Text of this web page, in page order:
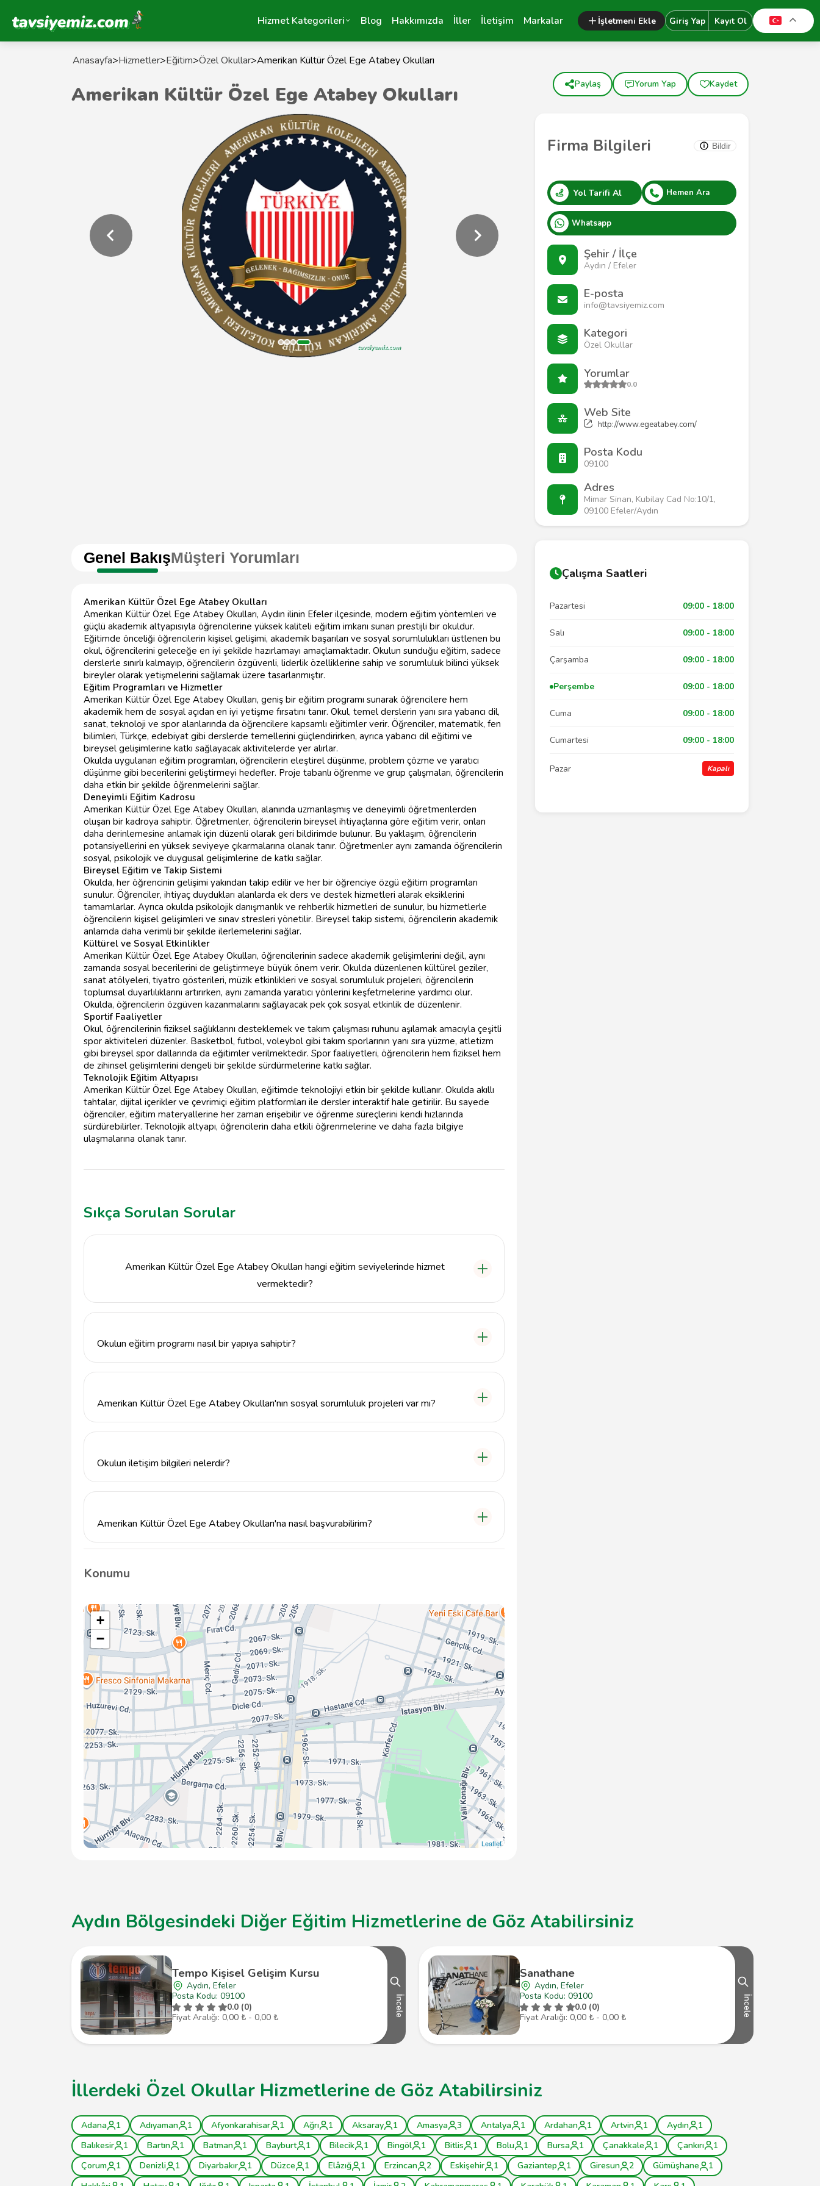
Tavsiyemiz Anasayfa Hizmet Kategorileri Blog Hakkımızda İller İletişim Markalar İşletmeni Ekle Giriş Yap Kayıt Ol
Anasayfa>Hizmetler>Eğitim>Özel Okullar>Amerikan Kültür Özel Ege Atabey Okulları
Firma Bilgileri Bildir
Yol Tarifi Al Hemen Ara
Whatsapp
Şehir / İlçe
Aydın / Efeler
E-posta
info@tavsiyemiz.com
Kategori
Özel Okullar
Yorumlar
0.0
Web Site
http://www.egeatabey.com/
Posta Kodu
09100
Adres
Mimar Sinan, Kubilay Cad No:10/1,
09100 Efeler/Aydın
Amerikan Kültür Özel Ege Atabey Okulları Paylaş Yorum Yap Kaydet
Genel BakışMüşteri Yorumları
Amerikan Kültür Özel Ege Atabey Okulları
Amerikan Kültür Özel Ege Atabey Okulları, Aydın ilinin Efeler ilçesinde, modern eğitim yöntemleri ve
güçlü akademik altyapısıyla öğrencilerine yüksek kaliteli eğitim imkanı sunan prestijli bir okuldur.
Eğitimde önceliği öğrencilerin kişisel gelişimi, akademik başarıları ve sosyal sorumlulukları üstlenen bu
okul, öğrencilerini geleceğe en iyi şekilde hazırlamayı amaçlamaktadır. Okulun sunduğu eğitim, sadece
derslerle sınırlı kalmayıp, öğrencilerin özgüvenli, liderlik özelliklerine sahip ve sorumluluk bilinci yüksek
bireyler olarak yetişmelerini sağlamak üzere tasarlanmıştır.
Eğitim Programları ve Hizmetler
Amerikan Kültür Özel Ege Atabey Okulları, geniş bir eğitim programı sunarak öğrencilere hem
akademik hem de sosyal açıdan en iyi yetişme fırsatını tanır. Okul, temel derslerin yanı sıra yabancı dil,
sanat, teknoloji ve spor alanlarında da öğrencilere kapsamlı eğitimler verir. Öğrenciler, matematik, fen
bilimleri, Türkçe, edebiyat gibi derslerde temellerini güçlendirirken, ayrıca yabancı dil eğitimi ve
bireysel gelişimlerine katkı sağlayacak aktivitelerde yer alırlar.
Okulda uygulanan eğitim programları, öğrencilerin eleştirel düşünme, problem çözme ve yaratıcı
düşünme gibi becerilerini geliştirmeyi hedefler. Proje tabanlı öğrenme ve grup çalışmaları, öğrencilerin
daha etkin bir şekilde öğrenmelerini sağlar.
Deneyimli Eğitim Kadrosu
Amerikan Kültür Özel Ege Atabey Okulları, alanında uzmanlaşmış ve deneyimli öğretmenlerden
oluşan bir kadroya sahiptir. Öğretmenler, öğrencilerin bireysel ihtiyaçlarına göre eğitim verir, onları
daha derinlemesine anlamak için düzenli olarak geri bildirimde bulunur. Bu yaklaşım, öğrencilerin
potansiyellerini en yüksek seviyeye çıkarmalarına olanak tanır. Öğretmenler aynı zamanda öğrencilerin
sosyal, psikolojik ve duygusal gelişimlerine de katkı sağlar.
Bireysel Eğitim ve Takip Sistemi
Okulda, her öğrencinin gelişimi yakından takip edilir ve her bir öğrenciye özgü eğitim programları
sunulur. Öğrenciler, ihtiyaç duydukları alanlarda ek ders ve destek hizmetleri alarak eksiklerini
tamamlarlar. Ayrıca okulda psikolojik danışmanlık ve rehberlik hizmetleri de sunulur, bu hizmetlerle
öğrencilerin kişisel gelişimleri ve sınav stresleri yönetilir. Bireysel takip sistemi, öğrencilerin akademik
anlamda daha verimli bir şekilde ilerlemelerini sağlar.
Kültürel ve Sosyal Etkinlikler
Amerikan Kültür Özel Ege Atabey Okulları, öğrencilerinin sadece akademik gelişimlerini değil, aynı
zamanda sosyal becerilerini de geliştirmeye büyük önem verir. Okulda düzenlenen kültürel geziler,
sanat atölyeleri, tiyatro gösterileri, müzik etkinlikleri ve sosyal sorumluluk projeleri, öğrencilerin
toplumsal duyarlılıklarını artırırken, aynı zamanda yaratıcı yönlerini keşfetmelerine yardımcı olur.
Okulda, öğrencilerin özgüven kazanmalarını sağlayacak pek çok sosyal etkinlik de düzenlenir.
Sportif Faaliyetler
Okul, öğrencilerinin fiziksel sağlıklarını desteklemek ve takım çalışması ruhunu aşılamak amacıyla çeşitli
spor aktiviteleri düzenler. Basketbol, futbol, voleybol gibi takım sporlarının yanı sıra yüzme, atletizm
gibi bireysel spor dallarında da eğitimler verilmektedir. Spor faaliyetleri, öğrencilerin hem fiziksel hem
de zihinsel gelişimlerini dengeli bir şekilde sürdürmelerine katkı sağlar.
Teknolojik Eğitim Altyapısı
Amerikan Kültür Özel Ege Atabey Okulları, eğitimde teknolojiyi etkin bir şekilde kullanır. Okulda akıllı
tahtalar, dijital içerikler ve çevrimiçi eğitim platformları ile dersler interaktif hale getirilir. Bu sayede
öğrenciler, eğitim materyallerine her zaman erişebilir ve öğrenme süreçlerini kendi hızlarında
sürdürebilirler. Teknolojik altyapı, öğrencilerin daha etkili öğrenmelerine ve daha fazla bilgiye
ulaşmalarına olanak tanır.
Sıkça Sorulan Sorular
Amerikan Kültür Özel Ege Atabey Okulları hangi eğitim seviyelerinde hizmet
vermektedir?
Okulun eğitim programı nasıl bir yapıya sahiptir?
Amerikan Kültür Özel Ege Atabey Okulları'nın sosyal sorumluluk projeleri var mı?
Okulun iletişim bilgileri nelerdir?
Amerikan Kültür Özel Ege Atabey Okulları'na nasıl başvurabilirim?
Başvuru için okulun resmi web sitesi egeatabey.com üzerinden detaylı bilgi alabilir veya
Konumu
+
−
Leaflet
Çalışma Saatleri
Pazartesi 09:00 - 18:00
Salı 09:00 - 18:00
Çarşamba 09:00 - 18:00
Perşembe 09:00 - 18:00
Cuma 09:00 - 18:00
Cumartesi 09:00 - 18:00
Pazar Kapalı
Aydın Bölgesindeki Diğer Eğitim Hizmetlerine de Göz Atabilirsiniz
Tempo Kişisel Gelişim Kursu
Aydın, Efeler
Posta Kodu: 09100
0.0 (0)
Fiyat Aralığı: 0,00 ₺ - 0,00 ₺
İncele
Sanathane
Aydın, Efeler
Posta Kodu: 09100
0.0 (0)
Fiyat Aralığı: 0,00 ₺ - 0,00 ₺
İncele
İllerdeki Özel Okullar Hizmetlerine de Göz Atabilirsiniz
Adana 1 Adıyaman 1 Afyonkarahisar 1 Ağrı 1 Aksaray 1 Amasya 3 Antalya 1 Ardahan 1 Artvin 1 Aydın
1
Balıkesir
1 Bartın 1 Batman 1 Bayburt 1 Bilecik 1 Bingöl 1 Bitlis 1 Bolu 1 Bursa 1 Çanakkale 1 Çankırı
1
Çorum
1 Denizli 1 Diyarbakır 1 Düzce 1 Elâzığ 1 Erzincan 2 Eskişehir 1 Gaziantep 1 Giresun 2 Gümüşhane
1